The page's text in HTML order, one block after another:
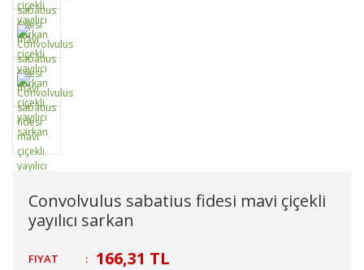
Convolvulus sabatius fidesi mavi çiçekli
yayılıcı sarkan
FIYAT : 166,31 TL